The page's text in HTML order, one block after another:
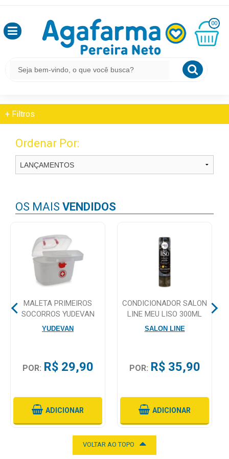
,
SEJA
LOGIN
&
MEUS
TODOS
Mamãe
Cuidado
Dermocosméticos
Dieta
00
R$
0,00
ANTIOXIDANTE
+ Filtros
Ordenar Por:
OS MAIS VENDIDOS
MALETA PRIMEIROS
SOCORROS YUDEVAN
YUDEVAN
POR: R$ 29,90
ADICIONAR
CONDICIONADOR SALON
LINE MEU LISO 300ML
SALON LINE
POR: R$ 35,90
ADICIONAR
VOLTAR AO TOPO